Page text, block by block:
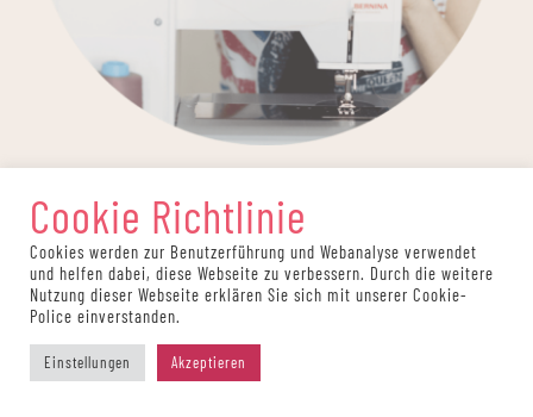
Auf dieser Website werden Partnerlinks verwendet.
Cookie Richtlinie
Cookies werden zur Benutzerführung und Webanalyse verwendet
und helfen dabei, diese Webseite zu verbessern. Durch die weitere
Nutzung dieser Webseite erklären Sie sich mit unserer Cookie-
Police einverstanden.
Einstellungen Akzeptieren